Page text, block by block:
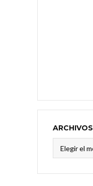
ARCHIVOS